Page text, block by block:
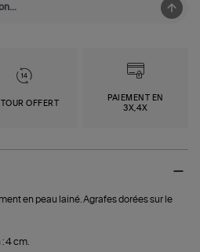
OFFERT
PAIEMENT EN
3X,4X
en peau lainé. Agrafes dorées sur le
4 cm.